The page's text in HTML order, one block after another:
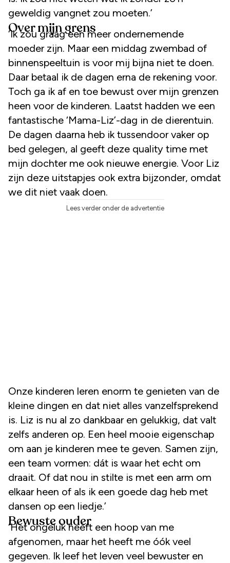
geweldig vangnet zou moeten.’
Over mijn grens
‘Ik zou graag een meer ondernemende
moeder zijn. Maar een middag zwembad of
binnenspeeltuin is voor mij bijna niet te doen.
Daar betaal ik de dagen erna de rekening voor.
Toch ga ik af en toe bewust over mijn grenzen
heen voor de kinderen. Laatst hadden we een
fantastische ‘Mama-Liz’-dag in de dierentuin.
De dagen daarna heb ik tussendoor vaker op
bed gelegen, al geeft deze quality time met
mijn dochter me ook nieuwe energie. Voor Liz
zijn deze uitstapjes ook extra bijzonder, omdat
we dit niet vaak doen.
Lees verder onder de advertentie
Onze kinderen leren enorm te genieten van de
kleine dingen en dat niet alles vanzelfsprekend
is. Liz is nu al zo dankbaar en gelukkig, dat valt
zelfs anderen op. Een heel mooie eigenschap
om aan je kinderen mee te geven. Samen zijn,
een team vormen: dát is waar het echt om
draait. Of dat nou in stilte is met een arm om
elkaar heen of als ik een goede dag heb met
dansen op een liedje.’
Bewuste ouder
‘Het ongeluk heeft een hoop van me
afgenomen, maar het heeft me óók veel
gegeven. Ik leef het leven veel bewuster en